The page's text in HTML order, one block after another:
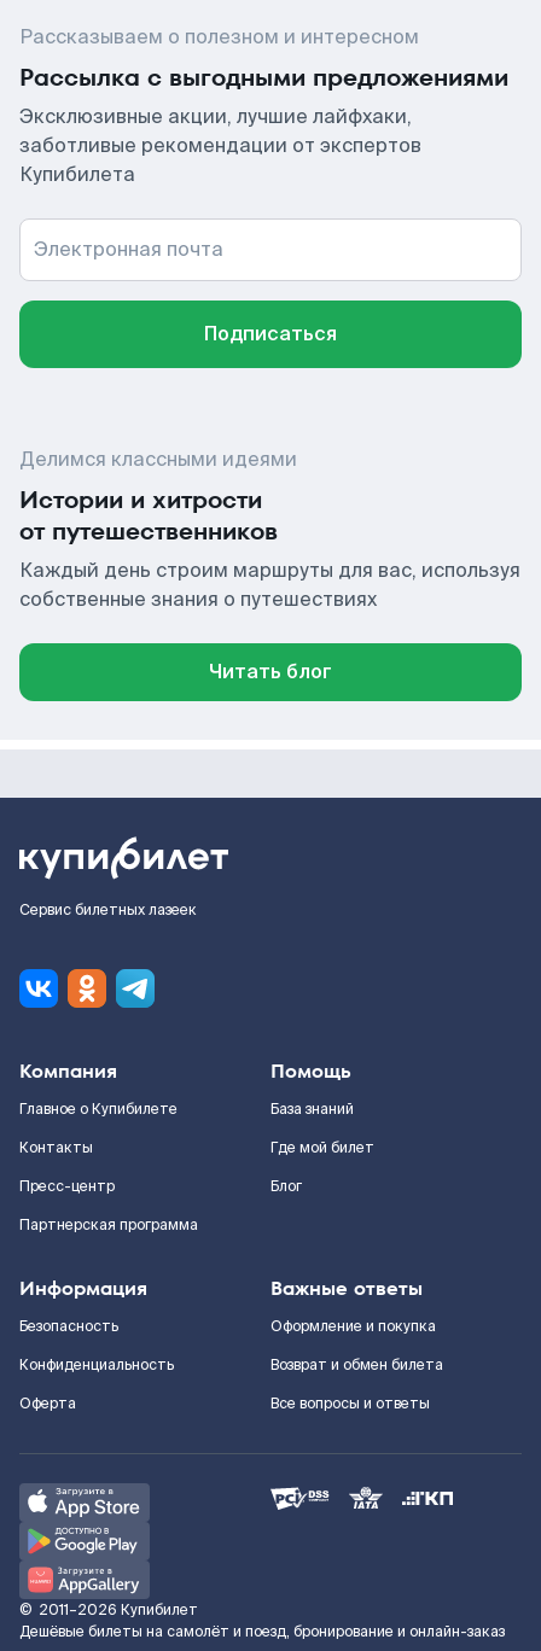
Рассказываем о полезном и интересном
Рассылка с выгодными предложениями
Эксклюзивные акции, лучшие лайфхаки,
заботливые рекомендации от экспертов
Купибилета
Электронная почта
Подписаться
Делимся классными идеями
Истории и хитрости
от путешественников
Каждый день строим маршруты для вас, используя
собственные знания о путешествиях
Читать блог
Сервис билетных лазеек
Компания
Главное о Купибилете
Контакты
Пресс-центр
Партнерская программа
Помощь
База знаний
Где мой билет
Блог
Информация
Безопасность
Конфиденциальность
Оферта
Важные ответы
Оформление и покупка
Возврат и обмен билета
Все вопросы и ответы
© 2011–2026 Купибилет
Дешёвые билеты на самолёт и поезд, бронирование и онлайн-заказ